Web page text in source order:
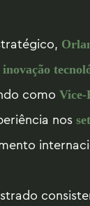
inovação
como Vice-
nos